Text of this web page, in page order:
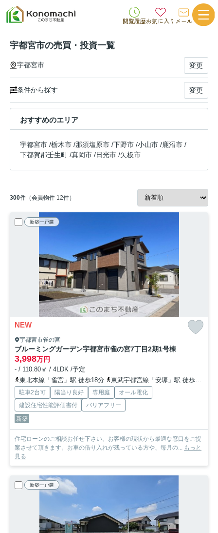
閲覧履歴お気に入り メール
宇都宮市の売買・投資一覧
宇都宮市 変更
条件から探す 変更
おすすめのエリア
宇都宮市 /栃木市 /那須塩原市 /下野市 /小山市 /鹿沼市 /
下都賀郡壬生町 /真岡市 /日光市 /矢板市
300件（会員物件 12件）
新築一戸建
NEW
宇都宮市雀の宮
ブルーミングガーデン宇都宮市雀の宮7丁目2期1号棟
3,998万円
- / 110.80㎡ / 4LDK /予定
東北本線「雀宮」駅 徒歩18分
東武宇都宮線「安塚」駅 徒歩47分
駐車2台可 陽当り良好 専用庭
オール電化
建設住宅性能評価書付
バリアフリー
新築
住宅ローンのご相談お任せ下さい。お客様の現状から最適な窓口をご提
案させて頂きます。お車の借り入れが残っている方や、毎月の...
もっと
見る
新築一戸建